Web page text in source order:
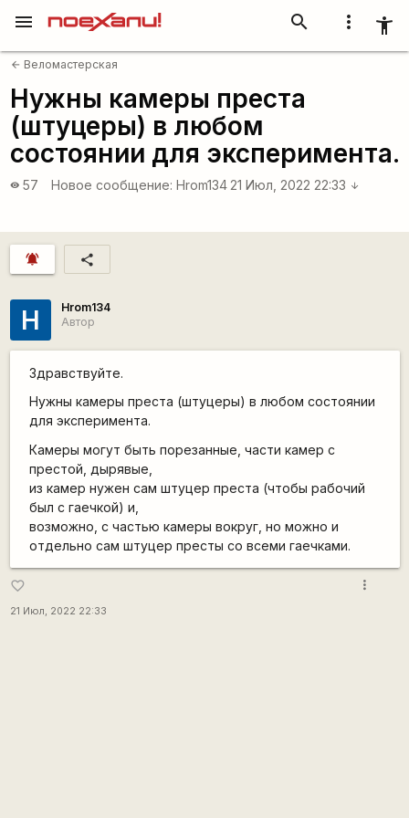
more_vert accessibility_new
search
menu
arrow_back Веломастерская
Нужны камеры преста
(штуцеры) в любом
состоянии для эксперимента.
visibility 57 Новое сообщение: Hrom134 21 Июл, 2022 22:33 arrow_downward
notifications_active share
H
Hrom134
Автор
Здравствуйте.
Нужны камеры преста (штуцеры) в любом состоянии
для эксперимента.
Камеры могут быть порезанные, части камер с
престой, дырявые,
из камер нужен сам штуцер преста (чтобы рабочий
был с гаечкой) и,
возможно, с частью камеры вокруг, но можно и
отдельно сам штуцер престы со всеми гаечками.
favorite_border
21 Июл, 2022 22:33
more_vert